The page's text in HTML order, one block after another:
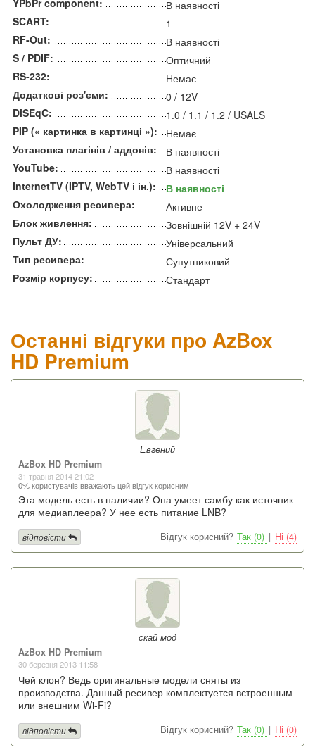
YPbPr component:
В наявності
SCART:
1
RF-Out:
В наявності
S / PDIF:
Оптичний
RS-232:
Немає
Додаткові роз'єми:
0 / 12V
DiSEqC:
1.0 / 1.1 / 1.2 / USALS
PIP (« картинка в картинці »):
Немає
Установка плагінів / аддонів:
В наявності
YouTube:
В наявності
InternetTV (IPTV, WebTV і ін.):
В наявності
Охолодження ресивера:
Активне
Блок живлення:
Зовнішній 12V + 24V
Пульт ДУ:
Універсальний
Тип ресивера:
Супутниковий
Розмір корпусу:
Стандарт
Останні відгуки про AzBox
HD Premium
Евгений
AzBox HD Premium
31 травня 2014 21:02
0% користувачів вважають цей відгук корисним
Эта модель есть в наличии? Она умеет самбу как источник
для медиаплеера? У нее есть питание LNB?
Відгук корисний? Так (0) | Ні (4)
відповісти
скай мод
AzBox HD Premium
30 березня 2013 11:58
Чей клон? Ведь оригинальные модели сняты из
производства. Данный ресивер комплектуется встроенным
или внешним Wi-Fi?
Відгук корисний? Так (0) | Ні (0)
відповісти